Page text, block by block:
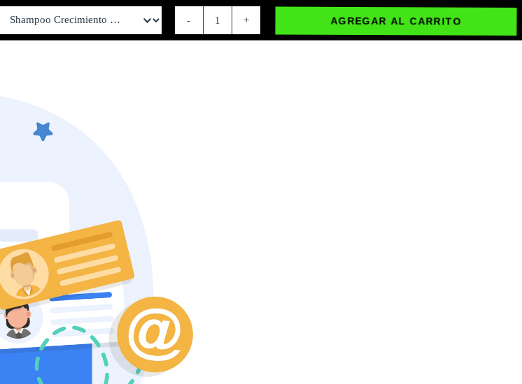
ESCOGE EL SHAMPOO DE TU GUSTO:
- 1 + AGREGAR AL CARRITO